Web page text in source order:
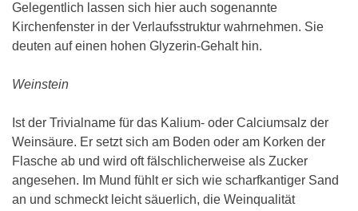
Gelegentlich lassen sich hier auch sogenannte
Kirchenfenster in der Verlaufsstruktur wahrnehmen. Sie
deuten auf einen hohen Glyzerin-Gehalt hin.
Weinstein
Ist der Trivialname für das Kalium- oder Calciumsalz der
Weinsäure. Er setzt sich am Boden oder am Korken der
Flasche ab und wird oft fälschlicherweise als Zucker
angesehen. Im Mund fühlt er sich wie scharfkantiger Sand
an und schmeckt leicht säuerlich, die Weinqualität